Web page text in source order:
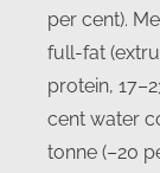
per cent).
full-fat
protein,
cent water
tonne (–20